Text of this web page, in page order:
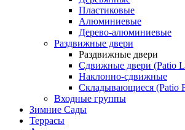
Пластиковые
Алюминиевые
Дерево-алюминиевые
Раздвижные двери
Раздвижные двери
Сдвижные двери (Patio
Наклонно-сдвижные
Складывающиеся (Patio
Входные группы
Зимние Сады
Террасы